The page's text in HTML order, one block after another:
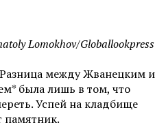
Lomokhov/Globallookpress
между Жванецким и
была лишь в том, что
Успей на кладбище
памятник.